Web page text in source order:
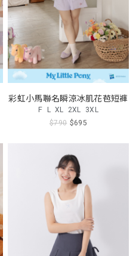
彩虹小馬聯名瞬涼冰肌花苞短褲
F L XL 2XL 3XL
$790 $695